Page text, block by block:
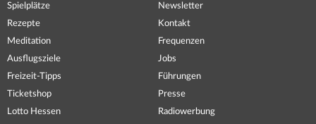
Spielplätze
Rezepte
Meditation
Ausflugsziele
Freizeit-Tipps
Ticketshop
Lotto Hessen
Newsletter
Kontakt
Frequenzen
Jobs
Führungen
Presse
Radiowerbung